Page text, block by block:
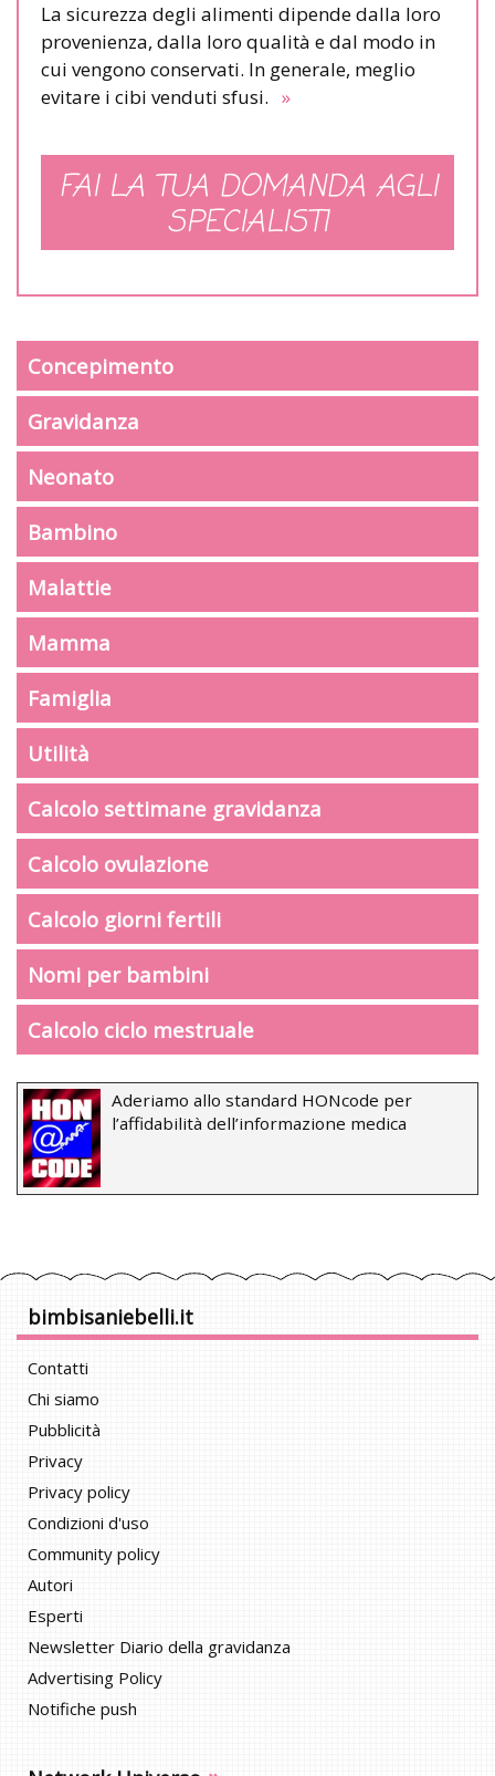
La sicurezza degli alimenti dipende dalla loro
provenienza, dalla loro qualità e dal modo in
cui vengono conservati. In generale, meglio
evitare i cibi venduti sfusi. »
FAI LA TUA DOMANDA AGLI
SPECIALISTI
Concepimento
Gravidanza
Neonato
Bambino
Malattie
Mamma
Famiglia
Utilità
Calcolo settimane gravidanza
Calcolo ovulazione
Calcolo giorni fertili
Nomi per bambini
Calcolo ciclo mestruale
Aderiamo allo standard HONcode per
l’affidabilità dell’informazione medica
bimbisaniebelli.it
Contatti
Chi siamo
Pubblicità
Privacy
Privacy policy
Condizioni d'uso
Community policy
Autori
Esperti
Newsletter Diario della gravidanza
Advertising Policy
Notifiche push